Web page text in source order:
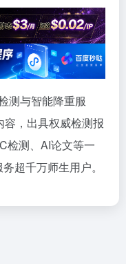
测与智能降重服
，出具权威检测报
检测、AI论文等一
超千万师生用户。